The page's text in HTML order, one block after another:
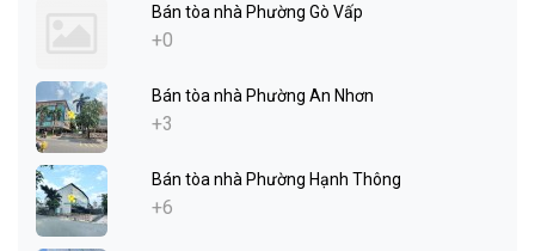
Bán tòa nhà Phường Gò Vấp
+0
Bán tòa nhà Phường An Nhơn
+3
Bán tòa nhà Phường Hạnh Thông
+6